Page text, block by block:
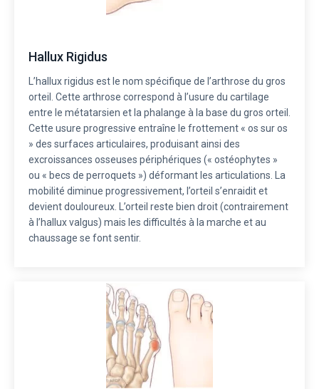
Hallux Rigidus
L’hallux rigidus est le nom spécifique de l’arthrose du gros
orteil. Cette arthrose correspond à l’usure du cartilage
entre le métatarsien et la phalange à la base du gros orteil.
Cette usure progressive entraîne le frottement « os sur os
» des surfaces articulaires, produisant ainsi des
excroissances osseuses périphériques (« ostéophytes »
ou « becs de perroquets ») déformant les articulations. La
mobilité diminue progressivement, l’orteil s’enraidit et
devient douloureux. L’orteil reste bien droit (contrairement
à l’hallux valgus) mais les difficultés à la marche et au
chaussage se font sentir.